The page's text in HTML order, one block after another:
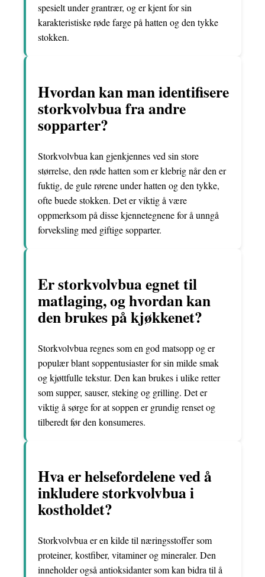
spesielt under grantrær, og er kjent for sin
karakteristiske røde farge på hatten og den tykke
stokken.
Hvordan kan man identifisere
storkvolvbua fra andre
sopparter?
Storkvolvbua kan gjenkjennes ved sin store
størrelse, den røde hatten som er klebrig når den er
fuktig, de gule rørene under hatten og den tykke,
ofte buede stokken. Det er viktig å være
oppmerksom på disse kjennetegnene for å unngå
forveksling med giftige sopparter.
Er storkvolvbua egnet til
matlaging, og hvordan kan
den brukes på kjøkkenet?
Storkvolvbua regnes som en god matsopp og er
populær blant soppentusiaster for sin milde smak
og kjøttfulle tekstur. Den kan brukes i ulike retter
som supper, sauser, steking og grilling. Det er
viktig å sørge for at soppen er grundig renset og
tilberedt før den konsumeres.
Hva er helsefordelene ved å
inkludere storkvolvbua i
kostholdet?
Storkvolvbua er en kilde til næringsstoffer som
proteiner, kostfiber, vitaminer og mineraler. Den
inneholder også antioksidanter som kan bidra til å